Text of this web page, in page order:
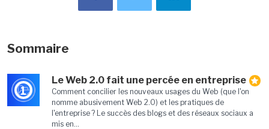
Sommaire
1
Le Web 2.0 fait une percée en entreprise
Comment concilier les nouveaux usages du Web (que l'on
nomme abusivement Web 2.0) et les pratiques de
l'entreprise ? Le succès des blogs et des réseaux sociaux a
mis en...